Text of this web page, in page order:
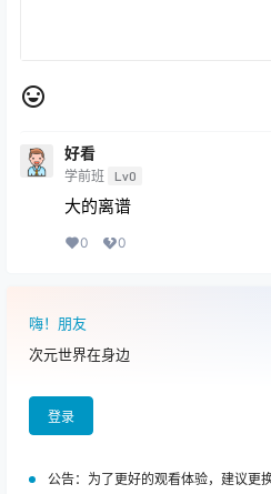
好看
学前班 Lv0
大的离谱
0 0
嗨！朋友
次元世界在身边
登录
公告： 为了更好的观看体验，建议更